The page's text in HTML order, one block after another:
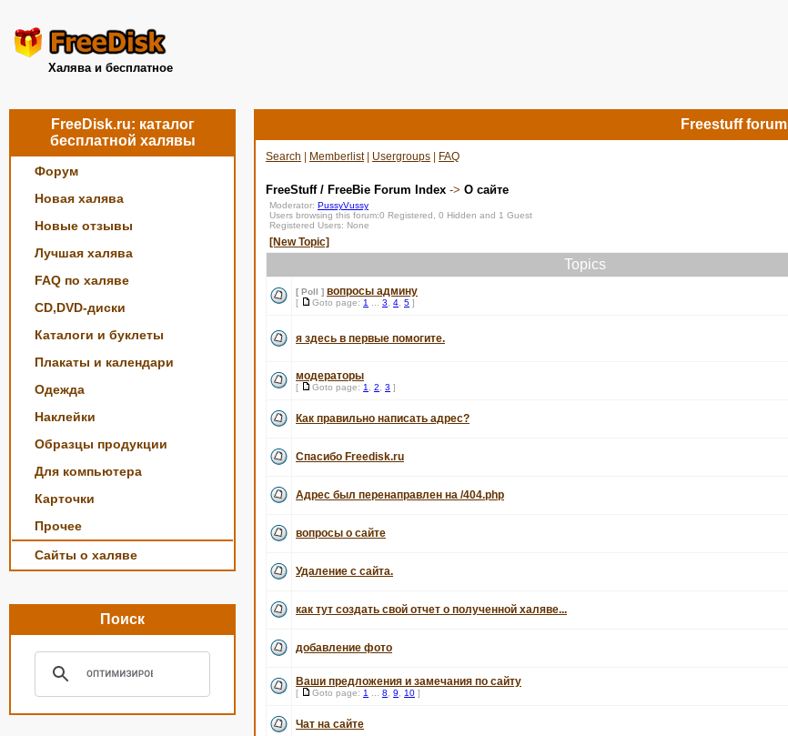
Халява и бесплатное
FreeDisk.ru: каталог
бесплатной халявы
Форум
Новая халява
Новые отзывы
Лучшая халява
FAQ по халяве
CD,DVD-диски
Каталоги и буклеты
Плакаты и календари
Одежда
Наклейки
Образцы продукции
Для компьютера
Карточки
Прочее
Сайты о халяве
Поиск
Freestuff forum
Search Memberlist| Usergroups FAQ
FreeStuff / FreeBie Forum Index -> О сайте
Moderator: PussyVussy
Users browsing this forum:0 Registered, 0 Hidden and 1 Guest
Registered Users: None
[New Topic]
Topics
[ Poll ] вопросы админу
[ Goto page: 1 3 4 5 ]
я здесь в первые помогите.
модераторы
[ Goto page: 1 2 3 ]
Как правильно написать адрес?
Спасибо Freedisk.ru
Адрес был перенаправлен на /404.php
вопросы о сайте
Удаление с сайта.
как тут создать свой отчет о полученной халяве...
добавление фото
Ваши предложения и замечания по сайту
[ Goto page: 1 8 9 10 ]
Чат на сайте